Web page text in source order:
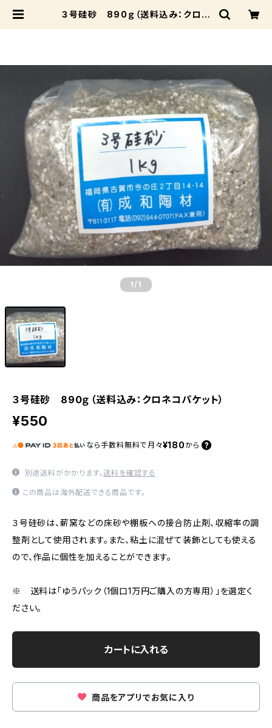
３号硅砂 890ｇ（送料込み：クロネ
1 /1
３号硅砂 890ｇ（送料込み：クロネコパケット）
¥550
なら 手数料無料で 月々¥180 から
別途送料がかかります。送料を確認する
この商品は海外配送できる商品です。
３号硅砂は、薪窯などの床砂や棚板への接合防止剤、収縮率の調
整剤として使用されます。また、粘土に混ぜて装飾としても使える
ので、作品に個性を加えることができます。
※ 送料は「ゆうパック（1個口1万円ご購入の方専用）」を選定く
ださい。
カートに入れる
商品をアプリでお気に入り